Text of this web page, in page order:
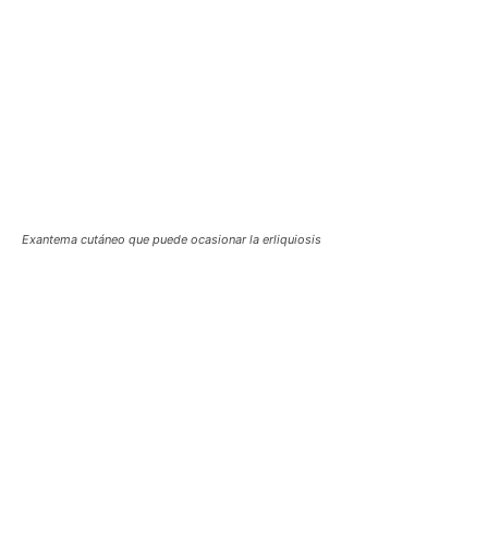
Exantema cutáneo que puede ocasionar la erliquiosis